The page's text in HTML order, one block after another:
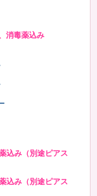
消毒薬込み
込み（別途ピアス
込み（別途ピアス